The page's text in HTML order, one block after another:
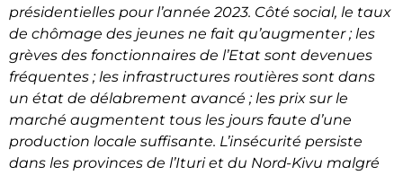
présidentielles pour l’année 2023. Côté social, le taux
de chômage des jeunes ne fait qu’augmenter ; les
grèves des fonctionnaires de l’Etat sont devenues
fréquentes ; les infrastructures routières sont dans
un état de délabrement avancé ; les prix sur le
marché augmentent tous les jours faute d’une
production locale suffisante. L’insécurité persiste
dans les provinces de l’Ituri et du Nord-Kivu malgré